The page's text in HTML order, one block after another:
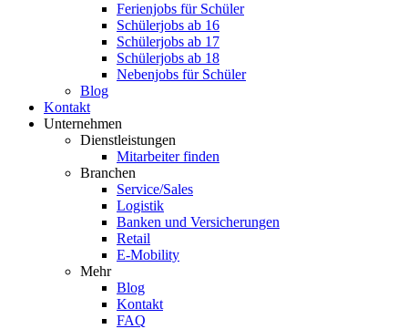
Ferienjobs für Schüler
Schülerjobs ab 16
Schülerjobs ab 17
Schülerjobs ab 18
Nebenjobs für Schüler
Blog
Kontakt
Unternehmen
Dienstleistungen
Mitarbeiter finden
Branchen
Service/Sales
Logistik
Banken und Versicherungen
Retail
E-Mobility
Mehr
Blog
Kontakt
FAQ